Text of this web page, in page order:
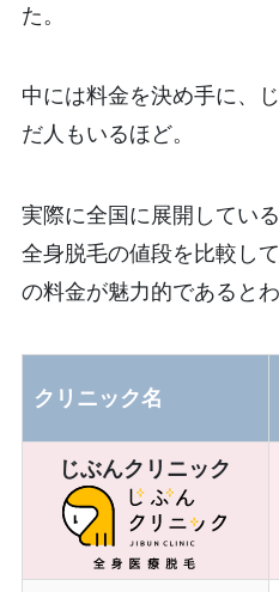
た。
中には料金を決め手に、
だ人もいるほど。
実際に全国に展開してい
全身脱毛の値段を比較し
の料金が魅力的であるとわ
クリニック名
じぶんクリニック